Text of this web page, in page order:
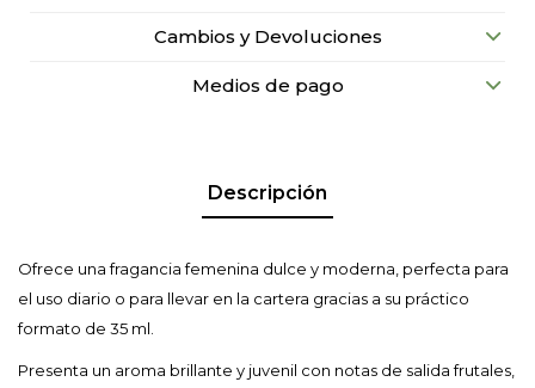
Cambios y Devoluciones
Medios de pago
Descripción
Ofrece una fragancia femenina dulce y moderna, perfecta para
el uso diario o para llevar en la cartera gracias a su práctico
formato de 35 ml.
Presenta un aroma brillante y juvenil con notas de salida frutales,